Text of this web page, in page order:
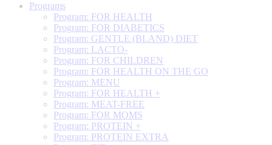
Programs
Program: FOR HEALTH
Program: FOR DIABETICS
Program: GENTLE (BLAND) DIET
Program: LACTO-
Program: FOR CHILDREN
Program: FOR HEALTH ON THE GO
Program: MENU
Program: FOR HEALTH +
Program: MEAT-FREE
Program: FOR MOMS
Program: PROTEIN +
Program: PROTEIN EXTRA